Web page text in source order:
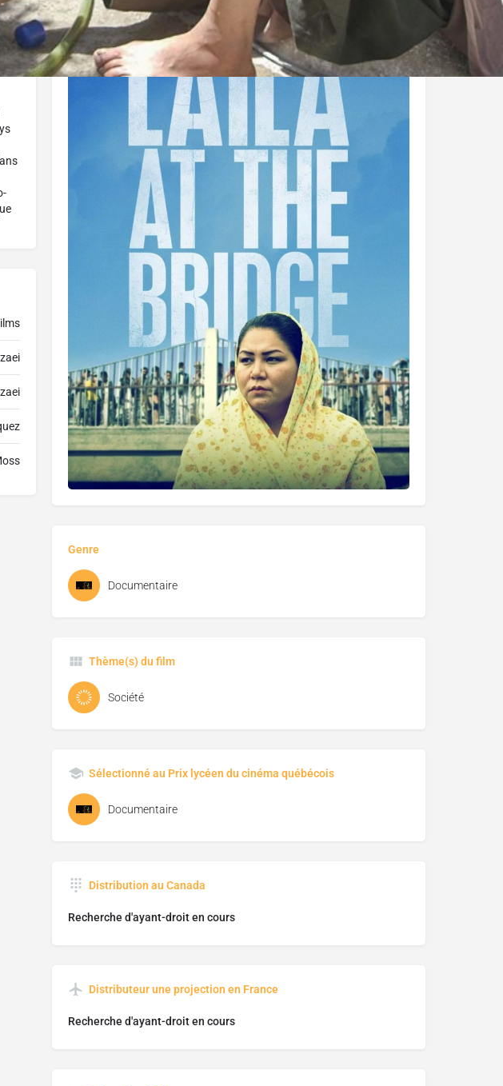
Genre
Documentaire
Thème(s) du film
Société
Sélectionné au Prix lycéen du cinéma québécois
Documentaire
Distribution au Canada
Recherche d'ayant-droit en cours
Distributeur une projection en France
Recherche d'ayant-droit en cours